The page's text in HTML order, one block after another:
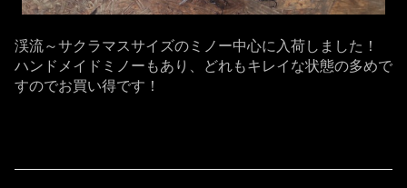
渓流～サクラマスサイズのミノー中心に入荷しました！
ハンドメイドミノーもあり、どれもキレイな状態の多めで
すのでお買い得です！